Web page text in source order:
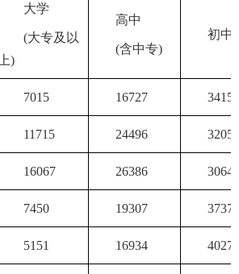
大学
(大专及以
上)
高中
(含中专)
初中
7015 16727 34153
11715 24496 32057
16067 26386 30646
7450 19307 37376
5151 16934 40278